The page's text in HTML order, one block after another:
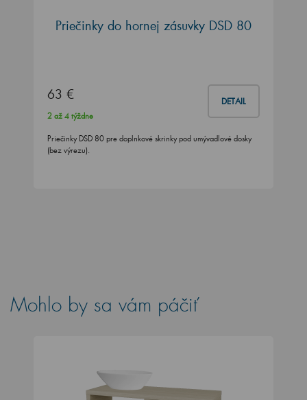
Priečinky do hornej zásuvky DSD 80
63 € DETAIL
2 až 4 týždne
Priečinky DSD 80 pre doplnkové skrinky pod umývadlové dosky
(bez výrezu).
Mohlo by sa vám páčiť